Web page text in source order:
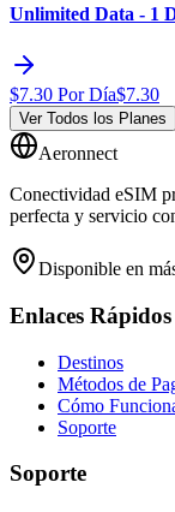
Unlimited Data - 1
$7.30 Por Día$7.30
Ver Todos los Planes
Aeronnect
Conectividad eSIM
perfecta y servicio
Disponible en
Enlaces Rápidos
Destinos
Métodos de
Cómo
Soporte
Soporte